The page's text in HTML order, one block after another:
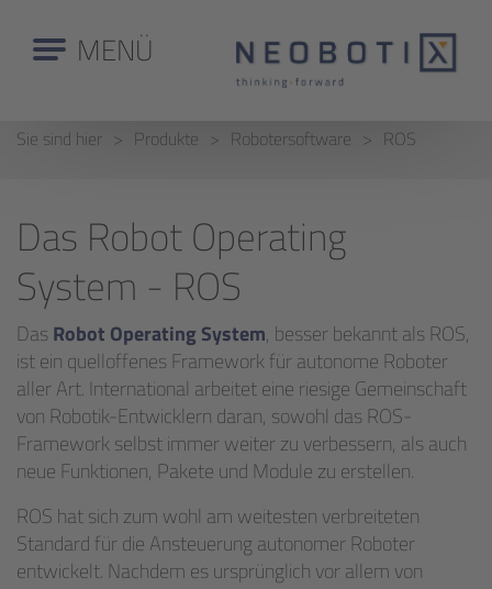
MENÜ
Sie sind hier Produkte Robotersoftware ROS
Das Robot Operating
System - ROS
DasRobot Operating System, besser bekannt als ROS,
ist ein quelloffenes Framework für autonome Roboter
aller Art. International arbeitet eine riesige Gemeinschaft
von Robotik-Entwicklern daran, sowohl das ROS-
Framework selbst immer weiter zu verbessern, als auch
neue Funktionen, Pakete und Module zu erstellen.
ROS hat sich zum wohl am weitesten verbreiteten
Standard für die Ansteuerung autonomer Roboter
entwickelt. Nachdem es ursprünglich vor allem von